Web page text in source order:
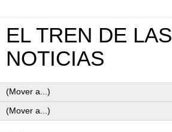
EL TREN DE LAS
NOTICIAS